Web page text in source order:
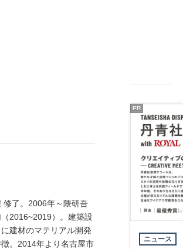
修了。2006年～隈研吾
2016~2019）。建築設
建材のマテリアル開発
。2014年より名古屋市
ニュース
PR